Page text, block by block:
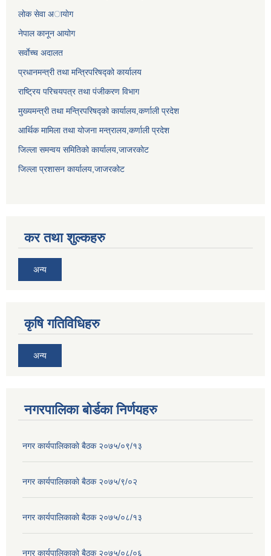
लाेक सेवा अायाेग
नेपाल कानून आयोग
सर्वाेच्च अदालत
प्रधानमन्त्री तथा मन्त्रिपरिषद्को कार्यालय
राष्ट्रिय परिचयपत्र तथा पंजीकरण विभाग
मुख्यमन्त्री तथा मन्त्रिपरिषद्को कार्यालय,कर्णाली प्रदेश
आर्थिक मामिला तथा योजना मन्त्रालय,कर्णाली प्रदेश
जिल्ला समन्वय समितिको कार्यालय,जाजरकाेट
जिल्ला प्रशासन कार्यालय,जाजरकोट
कर तथा शुल्कहरु
अन्य
कृषि गतिविधिहरु
अन्य
नगरपालिका बोर्डका निर्णयहरु
नगर कार्यपालिकाकाे बैठक २०७५/०९/१३
नगर कार्यपालिकाकाे बैठक २०७५/९/०२
नगर कार्यपालिकाकाे बैठक २०७५/०८/१३
नगर कार्यपालिकाकाे बैठक २०७५/०८/०६